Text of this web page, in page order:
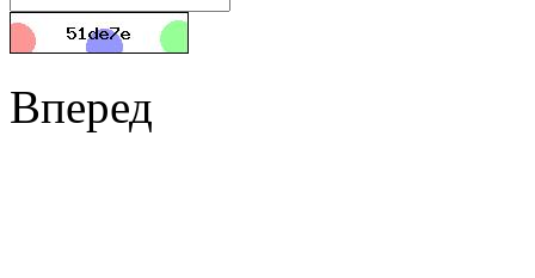
Вперед